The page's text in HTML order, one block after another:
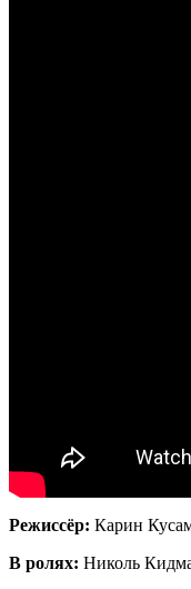
Режиссёр: Карин
В ролях: Николь